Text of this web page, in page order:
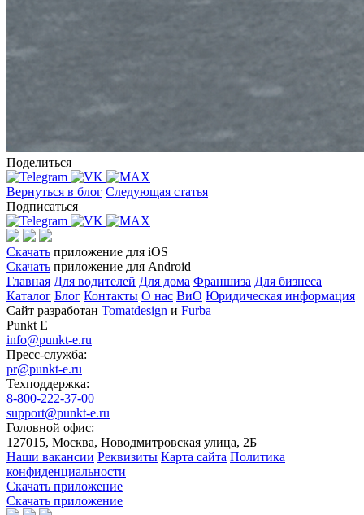
Поделиться
Вернуться в блог Следующая статья
Подписаться
Скачать приложение для iOS
Скачать приложение для Android
Главная Для водителей Для дома Франшиза Для бизнеса
Каталог Блог Контакты О нас ВиО Юридическая информация
Сайт разработан Tomatdesign и Furba
Punkt E
info@punkt-e.ru
Пресс-служба:
pr@punkt-e.ru
Техподдержка:
8-800-222-37-00
support@punkt-e.ru
Головной офис:
127015, Москва, Новодмитровская улица, 2Б
Наши вакансии Реквизиты Карта сайта Политика
конфиденциальности
Скачать приложение
Скачать приложение